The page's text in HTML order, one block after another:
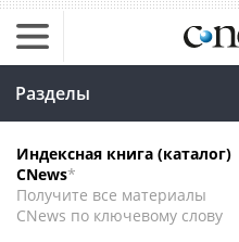
Разделы
Индексная книга (каталог)
CNews*
Получите все материалы
CNews по ключевому слову